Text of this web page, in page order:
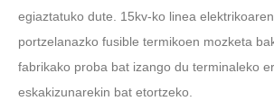
egiaztatuko dute. 15kv-ko linea
portzelanazko fusible termikoen mozketa
fabrikako proba bat izango du terminaleko
eskakizunarekin bat etortzeko.